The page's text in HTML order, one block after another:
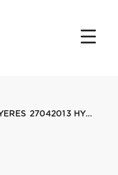
WORLD CUP MIN HYERES 27042013 HYERES